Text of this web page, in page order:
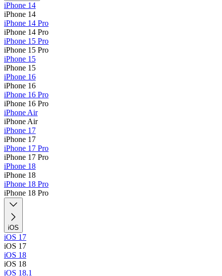
iPhone 14
iPhone 14
iPhone 14 Pro
iPhone 14 Pro
iPhone 15 Pro
iPhone 15 Pro
iPhone 15
iPhone 15
iPhone 16
iPhone 16
iPhone 16 Pro
iPhone 16 Pro
iPhone Air
iPhone Air
iPhone 17
iPhone 17
iPhone 17 Pro
iPhone 17 Pro
iPhone 18
iPhone 18
iPhone 18 Pro
iPhone 18 Pro
iOS
iOS 17
iOS 17
iOS 18
iOS 18
iOS 18.1